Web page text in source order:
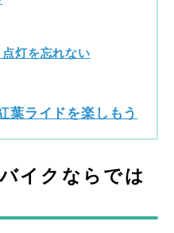
点灯を忘れない
葉ライドを楽しもう
イクならでは